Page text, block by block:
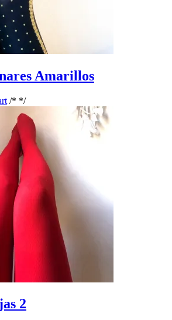
Amarillos
/* */
2